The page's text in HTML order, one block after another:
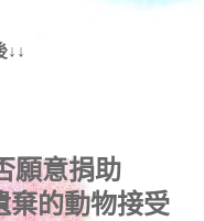
↓↓
願意捐助
棄的動物接受